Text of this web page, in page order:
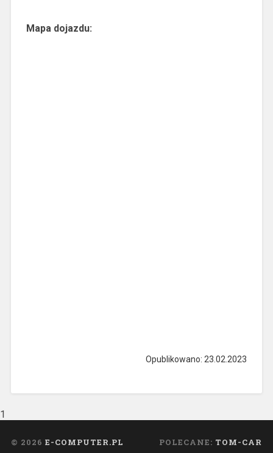
Mapa dojazdu:
Opublikowano: 23.02.2023
1
© 2026 E-COMPUTER.PL POLECANE: TOM-CAR